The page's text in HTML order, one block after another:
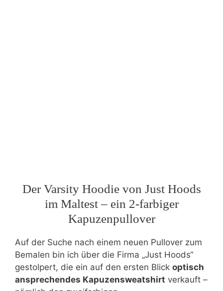
Der Varsity Hoodie von Just Hoods
im Maltest – ein 2-farbiger
Kapuzenpullover
Auf der Suche nach einem neuen Pullover zum
Bemalen bin ich über die Firma „Just Hoods“
gestolpert, die ein auf den ersten Blick optisch
ansprechendes Kapuzensweatshirt verkauft –